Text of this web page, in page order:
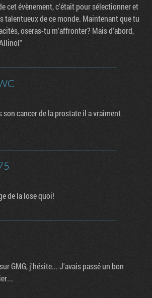
cet évènement, c'était pour sélectionner et
talentueux de ce monde. Maintenant que tu
oseras-tu m'affronter? Mais d'abord,
son cancer de la prostate il a vraiment
de la lose quoi!
GMG, j'hésite... J'avais passé un bon